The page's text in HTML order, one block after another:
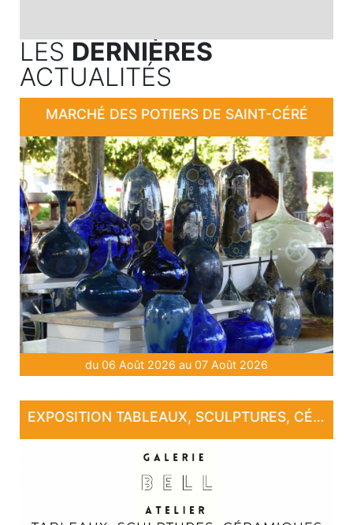
LES DERNIÈRES
ACTUALITÉS
MARCHÉ DES POTIERS DE SAINT-CÉRÉ
du 06 Août 2026 au 07 Août 2026
EXPOSITION TABLEAUX, SCULPTURES, CÉRAMIQUE, PHOTOGRAPHIE